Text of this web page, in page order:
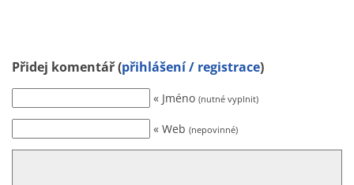
Přidej komentář (přihlášení / registrace)
« Jméno (nutné vyplnit)
« Web (nepovinné)